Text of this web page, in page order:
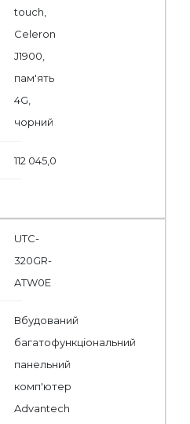
touch,
Celeron
J1900,
пам'ять
4G,
чорний
112 045,0
UTC-
320GR-
ATW0E
Вбудований
багатофункціональний
панельний
комп'ютер
Advantech